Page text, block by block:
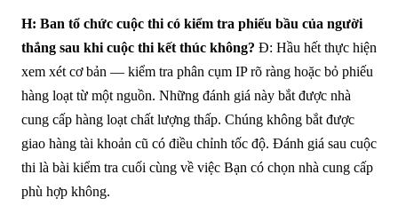
H: Ban tổ chức cuộc thi có kiểm tra phiếu bầu của người
thắng sau khi cuộc thi kết thúc không? Đ: Hầu hết thực hiện
xem xét cơ bản — kiểm tra phân cụm IP rõ ràng hoặc bỏ phiếu
hàng loạt từ một nguồn. Những đánh giá này bắt được nhà
cung cấp hàng loạt chất lượng thấp. Chúng không bắt được
giao hàng tài khoản cũ có điều chỉnh tốc độ. Đánh giá sau cuộc
thi là bài kiểm tra cuối cùng về việc Bạn có chọn nhà cung cấp
phù hợp không.